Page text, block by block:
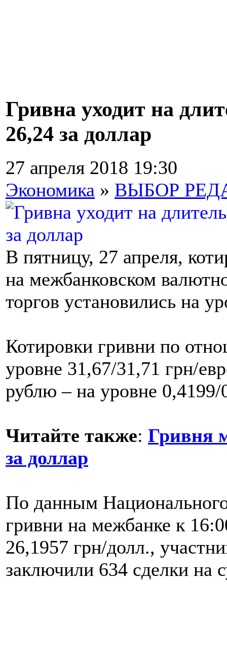
Гривна уходит на
26,24 за доллар
27 апреля 2018 19:30
Экономика » ВЫБОР
В пятницу, 27 апреля,
на межбанковском
торгов установились на
Котировки гривни по
уровне 31,67/31,71 грн/
рублю – на уровне 0,4199/
Читайте также: Гривня
за доллар
По данным
гривни на межбанке к
26,1957 грн/долл.,
заключили 634 сделки на